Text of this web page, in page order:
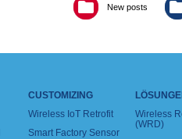
New posts
CUSTOMIZING
Wireless IoT Retrofit
Smart Factory Sensor
Wireless
(WRD)